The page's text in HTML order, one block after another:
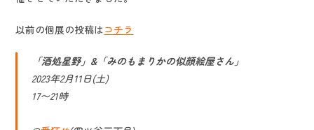
以前の個展の投稿は コチラ
「酒処星野」&「みのもまりかの似顔絵屋さん」
2023年2月11日(土)
17〜21時